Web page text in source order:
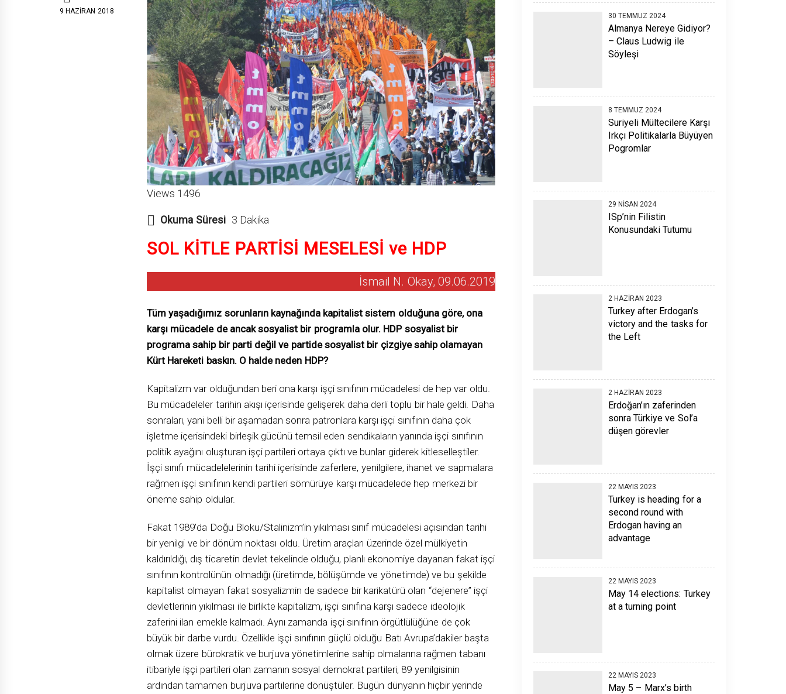
9 HAZIRAN 2018
Views 1496
Okuma Süresi 3 Dakika
SOL KİTLE PARTİSİ MESELESİ ve HDP
İsmail N. Okay, 09.06.2019
Tüm yaşadığımız sorunların kaynağında kapitalist sistem olduğuna göre, ona
karşı mücadele de ancak sosyalist bir programla olur. HDP sosyalist bir
programa sahip bir parti değil ve partide sosyalist bir çizgiye sahip olamayan
Kürt Hareketi baskın. O halde neden HDP?
Kapitalizm var olduğundan beri ona karşı işçi sınıfının mücadelesi de hep var oldu.
Bu mücadeleler tarihin akışı içerisinde gelişerek daha derli toplu bir hale geldi. Daha
sonraları, yani belli bir aşamadan sonra patronlara karşı işçi sınıfının daha çok
işletme içerisindeki birleşik gücünü temsil eden sendikaların yanında işçi sınıfının
politik ayağını oluşturan işçi partileri ortaya çıktı ve bunlar giderek kitleselleştiler.
İşçi sınıfı mücadelelerinin tarihi içerisinde zaferlere, yenilgilere, ihanet ve sapmalara
rağmen işçi sınıfının kendi partileri sömürüye karşı mücadelede hep merkezi bir
öneme sahip oldular.
Fakat 1989’da Doğu Bloku/Stalinizm’in yıkılması sınıf mücadelesi açısından tarihi
bir yenilgi ve bir dönüm noktası oldu. Üretim araçları üzerinde özel mülkiyetin
kaldırıldığı, dış ticaretin devlet tekelinde olduğu, planlı ekonomiye dayanan fakat işçi
sınıfının kontrolünün olmadığı (üretimde, bölüşümde ve yönetimde) ve bu şekilde
kapitalist olmayan fakat sosyalizmin de sadece bir karikatürü olan “dejenere” işçi
devletlerinin yıkılması ile birlikte kapitalizm, işçi sınıfına karşı sadece ideolojik
zaferini ilan emekle kalmadı. Aynı zamanda işçi sınıfının örgütlülüğüne de çok
büyük bir darbe vurdu. Özellikle işçi sınıfının güçlü olduğu Batı Avrupa’dakiler başta
olmak üzere bürokratik ve burjuva yönetimlerine sahip olmalarına rağmen tabanı
itibariyle işçi partileri olan zamanın sosyal demokrat partileri, 89 yenilgisinin
ardından tamamen burjuva partilerine dönüştüler. Bugün dünyanın hiçbir yerinde
30 TEMMUZ 2024
Almanya Nereye Gidiyor?
– Claus Ludwig ile
Söyleşi
8 TEMMUZ 2024
Suriyeli Mültecilere Karşı
Irkçı Politikalarla Büyüyen
Pogromlar
29 NISAN 2024
ISp’nin Filistin
Konusundaki Tutumu
2 HAZIRAN 2023
Turkey after Erdogan’s
victory and the tasks for
the Left
2 HAZIRAN 2023
Erdoğan’ın zaferinden
sonra Türkiye ve Sol’a
düşen görevler
22 MAYIS 2023
Turkey is heading for a
second round with
Erdogan having an
advantage
22 MAYIS 2023
May 14 elections: Turkey
at a turning point
22 MAYIS 2023
May 5 – Marx’s birth